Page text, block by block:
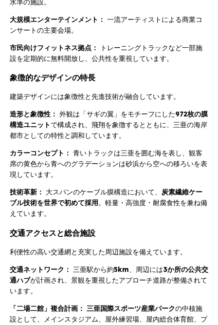
大規模エンターテインメント： 一流アーティストによる商業コ
ンサートの主要会場。
市民向けフィットネス拠点：
トレーニングトラックなど一部施
設を定期的に無料開放し、公共性を重視しています。
象徴的なデザインの特長
建築デザインには象徴性と先進技術が融合しています。
造形と象徴性： 外観は「サギの翼」をモチーフにした972枚の膜
構造ユニットで構成され、飛翔を象徴するとともに、三亜の海岸
都市としての特性と調和しています。
カラーコンセプト： 青いトラックは三亜を囲む海を表し、観客
席の黄色から青へのグラデーションは砂浜から空への移ろいを表
現しています。
技術革新： 大スパンのケーブル膜構造において、 炭素繊維ケー
ブル技術を世界で初めて採用。軽量・高強度・耐腐食性を兼ね備
えています。
交通アクセスと総合施設
利便性の高い交通網と充実した周辺施設を備えています。
交通ネットワーク： 三亜駅から約5km、周辺には3か所の公共交
通ハブが計画され、景観を重視したアプローチ道路が整備されて
います。
「二場二館」複合計画： 三亜国際スポーツ産業パークの中核施
設として、メインスタジアム、屋外練習場、屋内総合体育館、プ